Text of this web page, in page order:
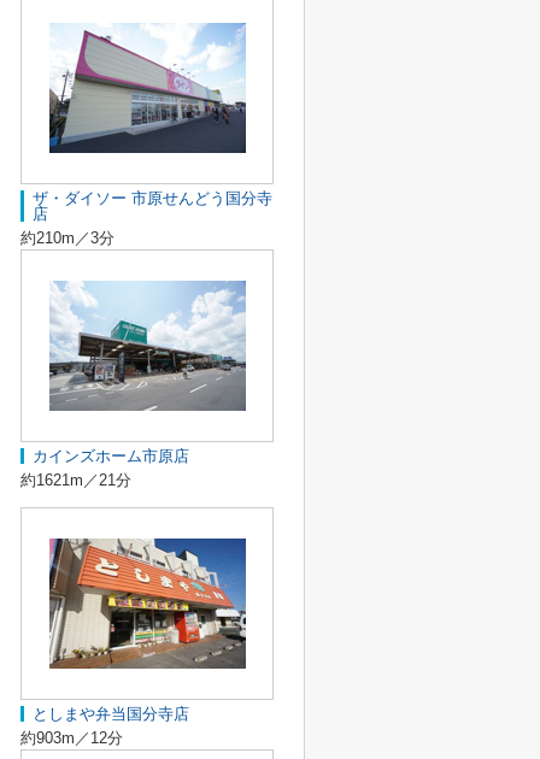
ザ・ダイソー 市原せんどう国分寺
店
約210m／3分
カインズホーム市原店
約1621m／21分
としまや弁当国分寺店
約903m／12分